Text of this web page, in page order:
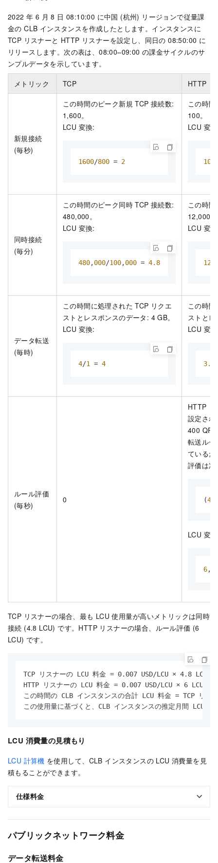
2022 年 6 月 8 日 08:10:00 に中国 (杭州) リージョンで従量課
金の CLB インスタンスを作成したとします。インスタンスに
TCP リスナーと HTTP リスナーを設定し、同日の 08:50:00 に
リリースします。次の表は、08:00–09:00 の課金サイクルのサ
ンプルデータを示しています。
メトリック TCP HTTP
新規接続
(毎秒)
この時間のピーク新規 TCP 接続数:
1,600。
LCU 変換:
1600/800 = 2
この時
100。
LCU 変
100
同時接続
(毎分)
この時間のピーク同時 TCP 接続数:
480,000。
LCU 変換:
480,000/100,000 = 4.8
この時
12,000。
LCU 変
12
データ転送
(毎時)
この時間に処理された TCP リクエ
ストとレスポンスのデータ: 4 GB。
LCU 変換:
4/1 = 4
この時
ストと
LCU 変
3.6
ルール評価
(毎秒)
0
HTTP リ
設定さ
400
転送ル
ている
評価は
(40
LCU 変
6,
TCP リスナーの場合、最も LCU 使用量が高いメトリックは同時
接続 (4.8 LCU) です。HTTP リスナーの場合、ルール評価 (6
LCU) です。
TCP リスナーの LCU 料金 = 0.007 USD/LCU × 4.8 LCU =
HTTP リスナーの LCU 料金 = 0.007 USD/LCU × 6 LCU =
この時間の CLB インスタンスの合計 LCU 料金 = TCP リ
この使用量に基づくと、CLB インスタンスの推定月間
LCU 消費量の見積もり
LCU 計算機 を使用して、CLB インスタンスの LCU 消費量を見
積もることができます。
仕様料金
パブリックネットワーク料金
データ転送料金